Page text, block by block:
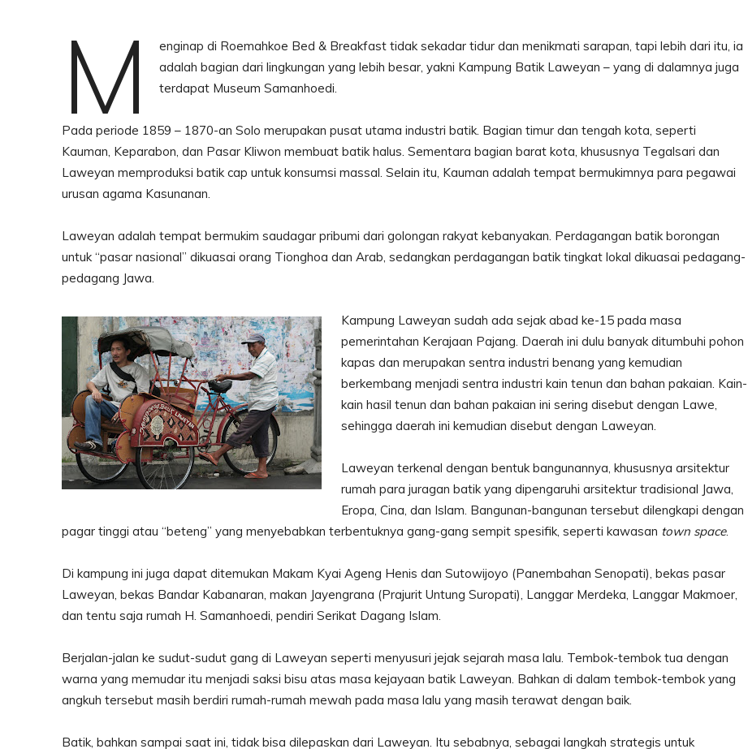
M
enginap di Roemahkoe Bed & Breakfast tidak sekadar tidur dan menikmati sarapan, tapi lebih dari itu, ia
adalah bagian dari lingkungan yang lebih besar, yakni Kampung Batik Laweyan – yang di dalamnya juga
terdapat Museum Samanhoedi.
Pada periode 1859 – 1870-an Solo merupakan pusat utama industri batik. Bagian timur dan tengah kota, seperti
Kauman, Keparabon, dan Pasar Kliwon membuat batik halus. Sementara bagian barat kota, khususnya Tegalsari dan
Laweyan memproduksi batik cap untuk konsumsi massal. Selain itu, Kauman adalah tempat bermukimnya para pegawai
urusan agama Kasunanan.
Laweyan adalah tempat bermukim saudagar pribumi dari golongan rakyat kebanyakan. Perdagangan batik borongan
untuk “pasar nasional” dikuasai orang Tionghoa dan Arab, sedangkan perdagangan batik tingkat lokal dikuasai pedagang-
pedagang Jawa.
Kampung Laweyan sudah ada sejak abad ke-15 pada masa
pemerintahan Kerajaan Pajang. Daerah ini dulu banyak ditumbuhi pohon
kapas dan merupakan sentra industri benang yang kemudian
berkembang menjadi sentra industri kain tenun dan bahan pakaian. Kain-
kain hasil tenun dan bahan pakaian ini sering disebut dengan Lawe,
sehingga daerah ini kemudian disebut dengan Laweyan.
Laweyan terkenal dengan bentuk bangunannya, khususnya arsitektur
rumah para juragan batik yang dipengaruhi arsitektur tradisional Jawa,
Eropa, Cina, dan Islam. Bangunan-bangunan tersebut dilengkapi dengan
pagar tinggi atau “beteng” yang menyebabkan terbentuknya gang-gang sempit spesifik, seperti kawasan to­­wn space.
Di kampung ini juga dapat ditemukan Makam Kyai Ageng Henis dan Sutowijoyo (Panembahan Senopati), bekas pasar
Laweyan, bekas Bandar Kabanaran, makan Jayengrana (Prajurit Untung Suropati), Langgar Merdeka, Langgar Makmoer,
dan tentu saja rumah H. Samanhoedi, pendiri Serikat Dagang Islam.
Berjalan-jalan ke sudut-sudut gang di Laweyan seperti menyusuri jejak sejarah masa lalu. Tembok-tembok tua dengan
warna yang memudar itu menjadi saksi bisu atas masa kejayaan batik Laweyan. Bahkan di dalam tembok-tembok yang
angkuh tersebut masih berdiri rumah-rumah mewah pada masa lalu yang masih terawat dengan baik.
Batik, bahkan sampai saat ini, tidak bisa dilepaskan dari Laweyan. Itu sebabnya, sebagai langkah strategis untuk